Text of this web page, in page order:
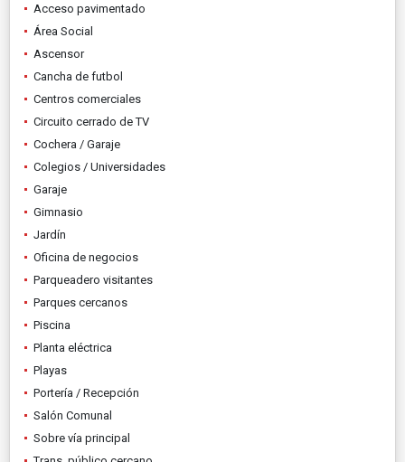
Acceso pavimentado
Área Social
Ascensor
Cancha de futbol
Centros comerciales
Circuito cerrado de TV
Cochera / Garaje
Colegios / Universidades
Garaje
Gimnasio
Jardín
Oficina de negocios
Parqueadero visitantes
Parques cercanos
Piscina
Planta eléctrica
Playas
Portería / Recepción
Salón Comunal
Sobre vía principal